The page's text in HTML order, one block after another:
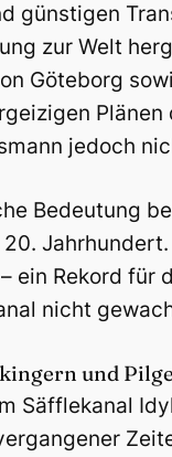
günstigen
zur Welt
Göteborg
jedoch
Bedeutung
ein Rekord für
nicht
und
Säfflekanal